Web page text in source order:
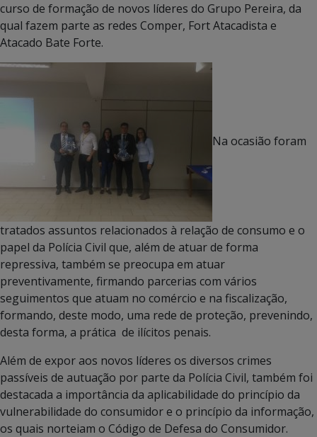
curso de formação de novos líderes do Grupo Pereira, da
qual fazem parte as redes Comper, Fort Atacadista e
Atacado Bate Forte.
Na ocasião foram
tratados assuntos relacionados à relação de consumo e o
papel da Polícia Civil que, além de atuar de forma
repressiva, também se preocupa em atuar
preventivamente, firmando parcerias com vários
seguimentos que atuam no comércio e na fiscalização,
formando, deste modo, uma rede de proteção, prevenindo,
desta forma, a prática de ilícitos penais.
Além de expor aos novos líderes os diversos crimes
passíveis de autuação por parte da Polícia Civil, também foi
destacada a importância da aplicabilidade do princípio da
vulnerabilidade do consumidor e o princípio da informação,
os quais norteiam o Código de Defesa do Consumidor.